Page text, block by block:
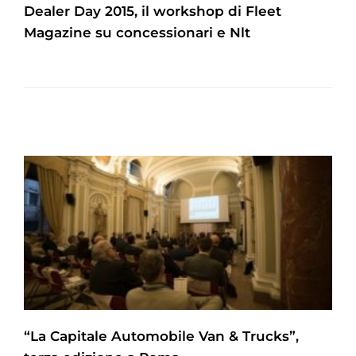
Dealer Day 2015, il workshop di Fleet
Magazine su concessionari e Nlt
“La Capitale Automobile Van & Trucks”,